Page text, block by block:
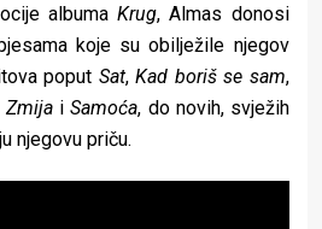
albumaKrug, Almas donosi
koje su obilježile njegov
poput Sat,Kad boriš se sam,
Zmija iSamoća, do novih, svježih
njegovu priču.